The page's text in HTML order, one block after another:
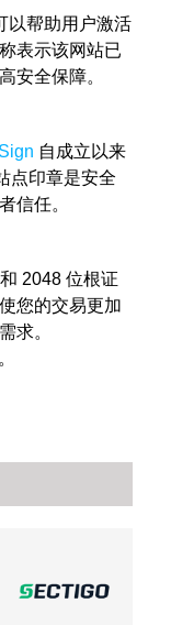
以帮助用户激活
表示该网站已
安全保障。
自成立以来
点印章是安全
信任。
2048 位根证
您的交易更加
求。